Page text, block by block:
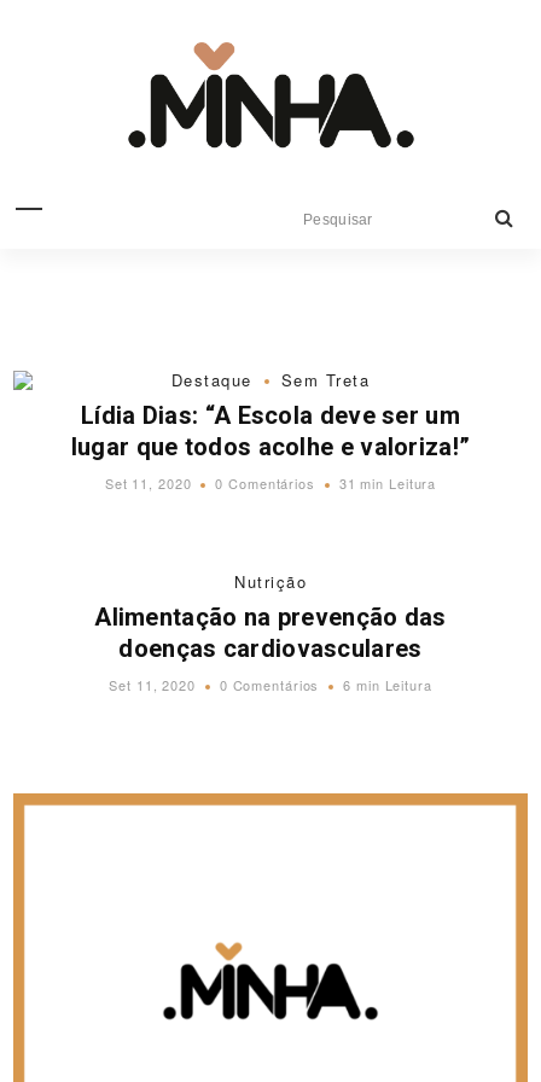
Destaque Sem Treta
Lídia Dias: “A Escola deve ser um
lugar que todos acolhe e valoriza!”
Set 11, 2020 0 Comentários 31 min Leitura
Nutrição
Alimentação na prevenção das
doenças cardiovasculares
Set 11, 2020 0 Comentários 6 min Leitura